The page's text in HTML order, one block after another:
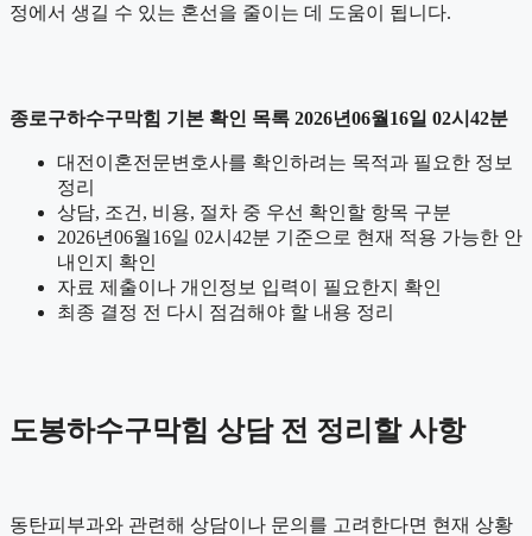
정에서 생길 수 있는 혼선을 줄이는 데 도움이 됩니다.
종로구하수구막힘 기본 확인 목록 2026년06월16일 02시42분
대전이혼전문변호사를 확인하려는 목적과 필요한 정보
정리
상담, 조건, 비용, 절차 중 우선 확인할 항목 구분
2026년06월16일 02시42분 기준으로 현재 적용 가능한 안
내인지 확인
자료 제출이나 개인정보 입력이 필요한지 확인
최종 결정 전 다시 점검해야 할 내용 정리
도봉하수구막힘 상담 전 정리할 사항
동탄피부과와 관련해 상담이나 문의를 고려한다면 현재 상황